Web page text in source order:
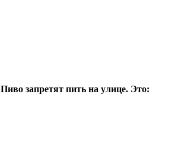
Пиво запретят пить на улице. Это: